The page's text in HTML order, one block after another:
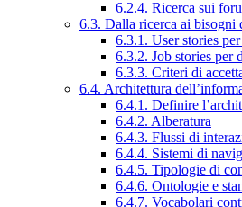
6.2.4. Ricerca sui
6.3. Dalla ricerca ai bisogni
6.3.1. User stories
6.3.2. Job stories per
6.3.3. Criteri di
6.4. Architettura
6.4.1. Definire
6.4.2. Alberatura
6.4.3. Flussi di
6.4.4. Sistemi di
6.4.5. Tipologie di
6.4.6. Ontologie e
6.4.7. Vocabolari